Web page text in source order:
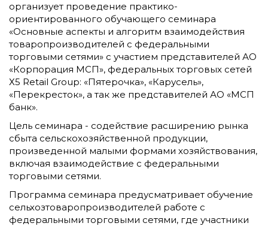
организует проведение практико-
ориентированного обучающего семинара
«Основные аспекты и алгоритм взаимодействия
товаропроизводителей с федеральными
торговыми сетями» с участием представителей АО
«Корпорация МСП», федеральных торговых сетей
Х5 Retail Group: «Пятерочка», «Карусель»,
«Перекресток», а так же представителей АО «МСП
банк».
Цель семинара - содействие расширению рынка
сбыта сельскохозяйственной продукции,
произведенной малыми формами хозяйствования,
включая взаимодействие с федеральными
торговыми сетями.
Программа семинара предусматривает обучение
сельхозтоваропроизводителей работе с
федеральными торговыми сетями, где участники